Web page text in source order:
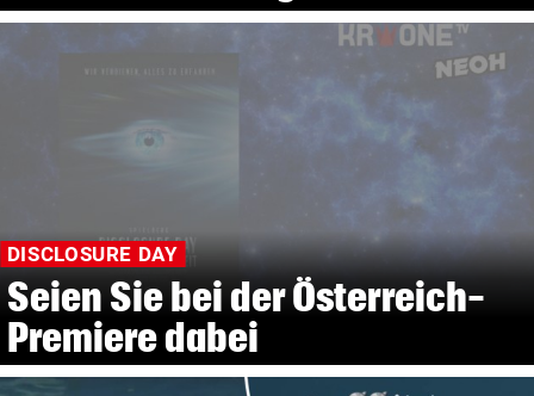
DISCLOSURE DAY
Seien Sie bei der Österreich-
Premiere dabei